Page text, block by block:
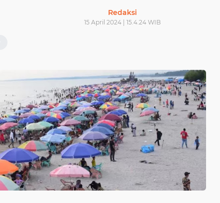
Redaksi
15 April 2024 | 15.4.24 WIB